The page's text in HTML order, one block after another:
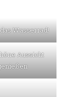
Wasserrad!
Aussicht